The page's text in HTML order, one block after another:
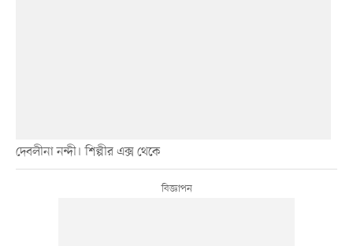
দেবলীনা নন্দী। শিল্পীর এক্স থেকে